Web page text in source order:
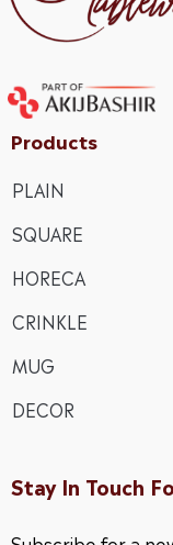
Products
PLAIN
SQUARE
HORECA
CRINKLE
MUG
DECOR
Stay In Touch